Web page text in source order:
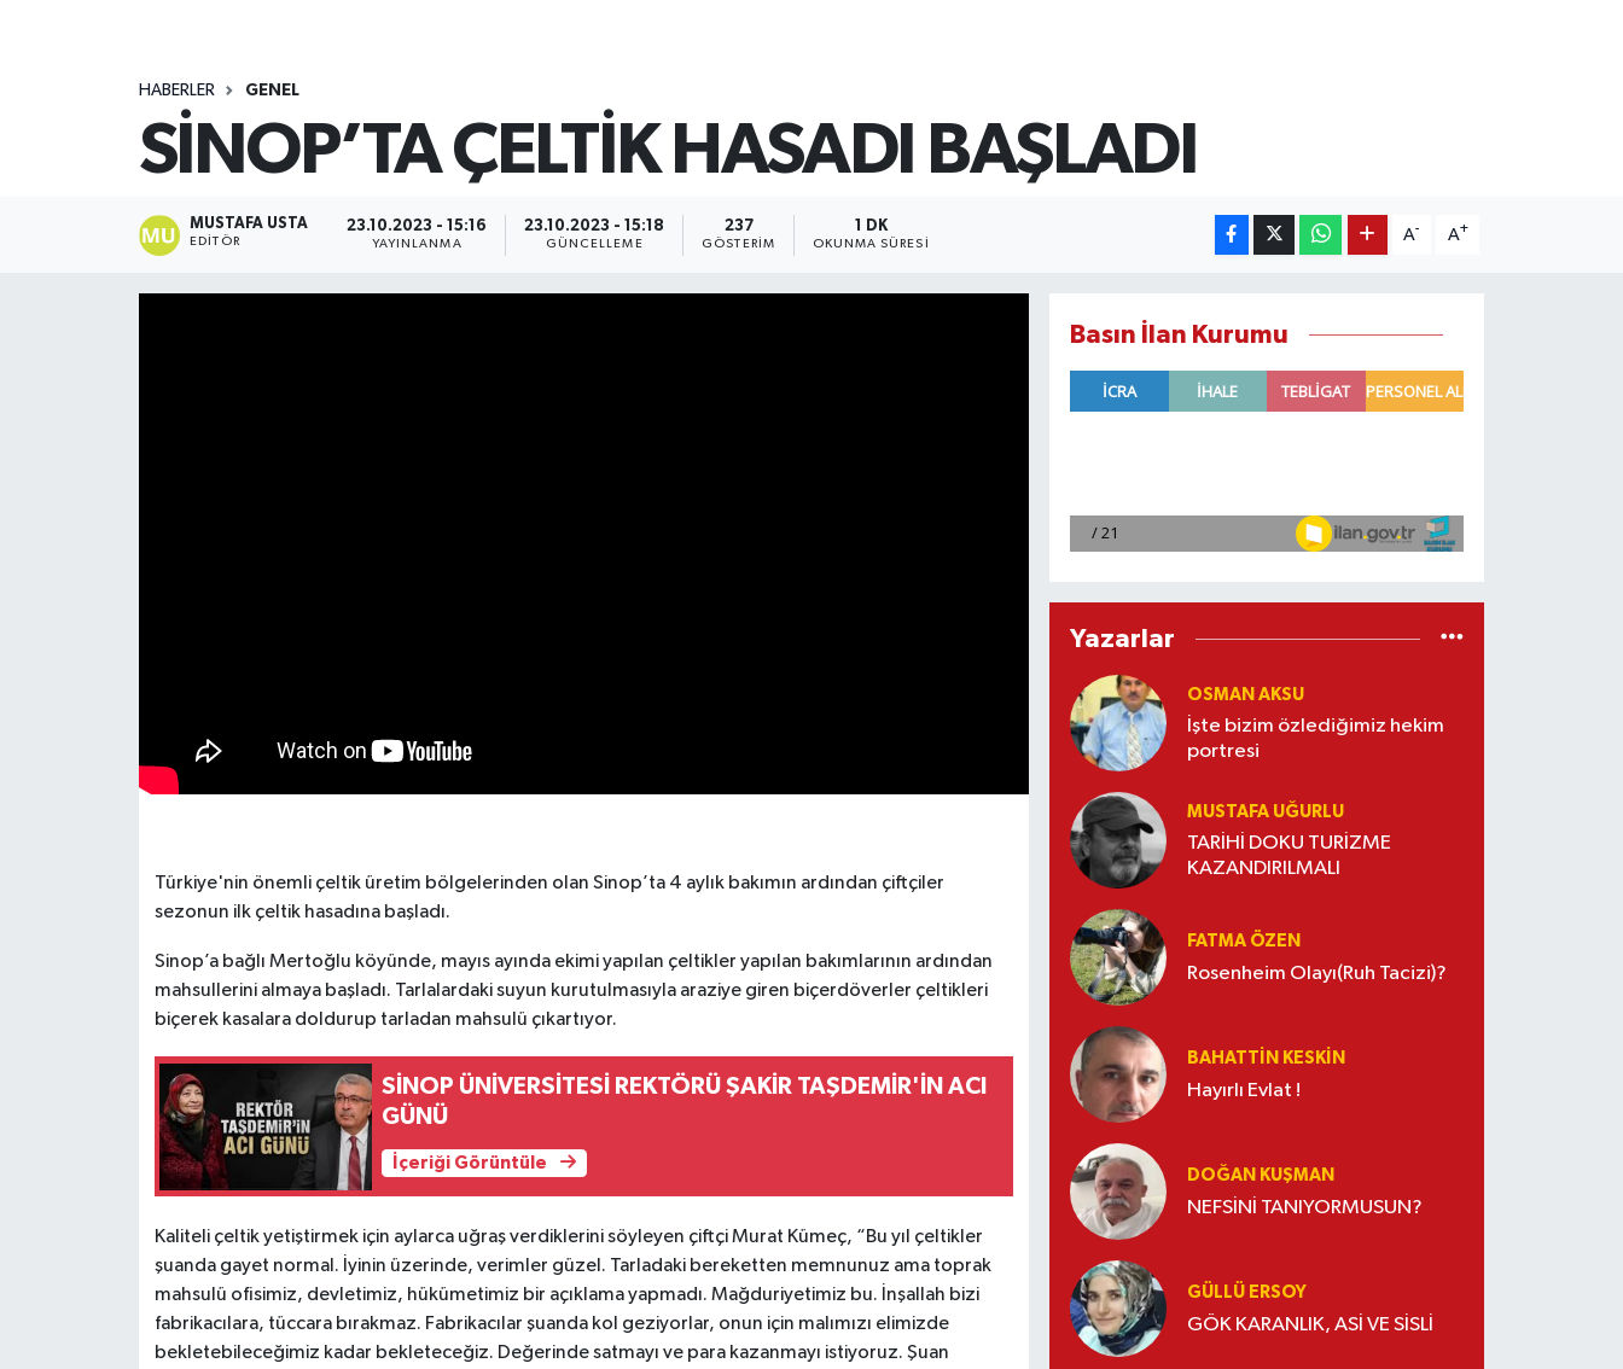
HABERLER GENEL
SİNOP’TA ÇELTİK HASADI BAŞLADI
MUSTAFA USTA
EDITÖR
23.10.2023 - 15:16
YAYINLANMA
23.10.2023 - 15:18
GÜNCELLEME
237
GÖSTERIM
1 DK
OKUNMA SÜRESI
A- A+
Türkiye'nin önemli çeltik üretim bölgelerinden olan Sinop’ta 4 aylık bakımın ardından çiftçiler
sezonun ilk çeltik hasadına başladı.
Sinop’a bağlı Mertoğlu köyünde, mayıs ayında ekimi yapılan çeltikler yapılan bakımlarının ardından
mahsullerini almaya başladı. Tarlalardaki suyun kurutulmasıyla araziye giren biçerdöverler çeltikleri
biçerek kasalara doldurup tarladan mahsulü çıkartıyor.
SİNOP ÜNİVERSİTESİ REKTÖRÜ ŞAKİR TAŞDEMİR'İN ACI
GÜNÜ
İçeriği Görüntüle
Kaliteli çeltik yetiştirmek için aylarca uğraş verdiklerini söyleyen çiftçi Murat Kümeç, “Bu yıl çeltikler
şuanda gayet normal. İyinin üzerinde, verimler güzel. Tarladaki bereketten memnunuz ama toprak
mahsulü ofisimiz, devletimiz, hükümetimiz bir açıklama yapmadı. Mağduriyetimiz bu. İnşallah bizi
fabrikacılara, tüccara bırakmaz. Fabrikacılar şuanda kol geziyorlar, onun için malımızı elimizde
bekletebileceğimiz kadar bekleteceğiz. Değerinde satmayı ve para kazanmayı istiyoruz. Şuan
Basın İlan Kurumu
Yazarlar
OSMAN AKSU
İşte bizim özlediğimiz hekim
portresi
MUSTAFA UĞURLU
TARİHİ DOKU TURİZME
KAZANDIRILMALI
FATMA ÖZEN
Rosenheim Olayı(Ruh Tacizi)?
BAHATTIN KESKİN
Hayırlı Evlat !
DOĞAN KUŞMAN
NEFSİNİ TANIYORMUSUN?
GÜLLÜ ERSOY
GÖK KARANLIK, ASİ VE SİSLİ